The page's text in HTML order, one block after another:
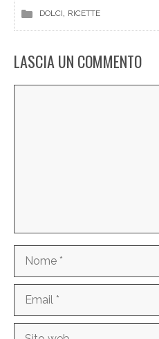
DOLCI, RICETTE
LASCIA UN COMMENTO